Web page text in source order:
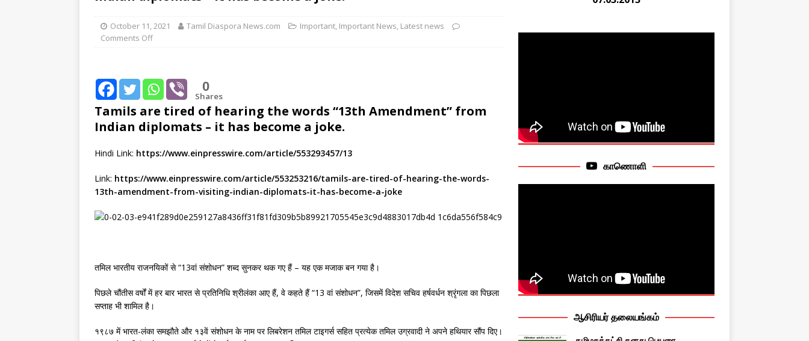
[ August 8, 2026 ]
கதையா”?
IMPORTANT
October 11, 2021 Tamil Diaspora News.com Important, Important News, Latest news
Comments Off
0
Shares
Tamils ​​are tired of hearing the words “13th Amendment” from
Indian diplomats – it has become a joke.
Hindi Link: https://www.einpresswire.com/article/553293457/13
Link: https://www.einpresswire.com/article/553253216/tamils-are-tired-of-hearing-the-words-
13th-amendment-from-visiting-indian-diplomats-it-has-become-a-joke
तमिल भारतीय राजनयिकों से “13वां संशोधन” शब्द सुनकर थक गए हैं – यह एक मजाक बन गया है।
पिछले चौंतीस वर्षों में हर बार भारत से प्रतिनिधि श्रीलंका आए हैं, वे कहते हैं “13 वां संशोधन”, जिसमें विदेश सचिव हर्षवर्धन श्रृंगला का पिछला
सप्ताह भी शामिल है।
१९८७ में भारत-लंका समझौते और १३वें संशोधन के नाम पर लिबरेशन तमिल टाइगर्स सहित प्रत्येक तमिल उग्रवादी ने अपने हथियार सौंप दिए।
காணொளி
ஆசிரியர் தலையங்கம்